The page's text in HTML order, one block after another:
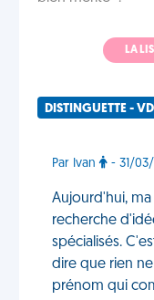
LA
DISTINGUETTE -
Par Ivan - 31/
Aujourd'hui,
recherche
spécialisés.
dire que rien
prénom qui